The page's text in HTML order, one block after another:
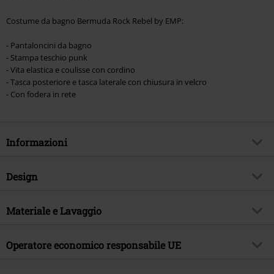
Costume da bagno Bermuda Rock Rebel by EMP:
- Pantaloncini da bagno
- Stampa teschio punk
- Vita elastica e coulisse con cordino
- Tasca posteriore e tasca laterale con chiusura in velcro
- Con fodera in rete
Informazioni
Codice articolo
Brand
Tema
Basic
Design
Tipologia prodotto
Colore
grigio scuro
Materiale e Lavaggio
Materiale esterno
100% poliestere
Operatore economico responsabile UE